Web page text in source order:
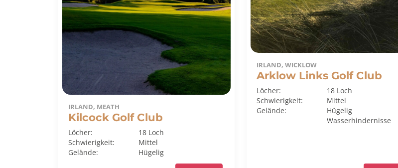
IRLAND, MEATH
Kilcock Golf Club
Löcher:
18 Loch
Schwierigkeit:
Mittel
Gelände:
Hügelig
IRLAND, WICKLOW
Arklow Links Golf Club
Löcher:
18 Loch
Schwierigkeit:
Mittel
Gelände:
Hügelig
Wasserhindernisse